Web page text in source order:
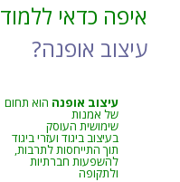
איפה כדאי ללמוד
עיצוב אופנה?
עיצוב אופנה ‏ הוא תחום
של אמנות
שימושית העוסק
בעיצוב ביגוד ועזרי ביגוד
תוך התייחסות לתרבות,
להשפעות חברתיות
ולתקופה